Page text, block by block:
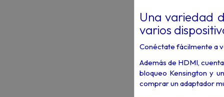
Una variedad
varios
Conéctate fácilmente a
Además de HDMI,
bloqueo Kensington y
comprar un adaptador